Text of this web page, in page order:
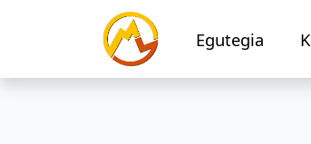
Egutegia